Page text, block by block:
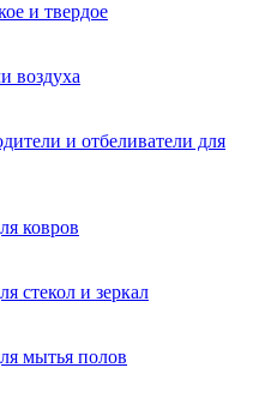
и твердое
воздуха
и отбеливатели для
ковров
стекол и зеркал
мытья полов